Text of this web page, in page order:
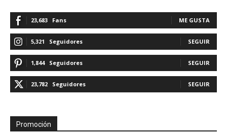
23,683 Fans ME GUSTA
5,321 Seguidores SEGUIR
1,844 Seguidores SEGUIR
23,782 Seguidores SEGUIR
Promoción